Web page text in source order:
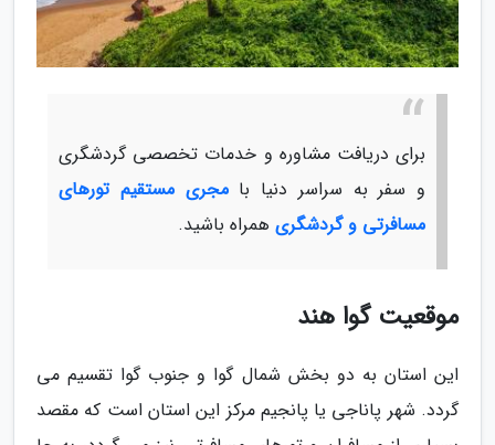
برای دریافت مشاوره و خدمات تخصصی گردشگری
و سفر به سراسر دنیا بامجری مستقیم تورهای
مسافرتی و گردشگری همراه باشید.
موقعیت گوا هند
این استان به دو بخش شمال گوا و جنوب گوا تقسیم می
گردد. شهر پاناجی یا پانجیم مرکز این استان است که مقصد